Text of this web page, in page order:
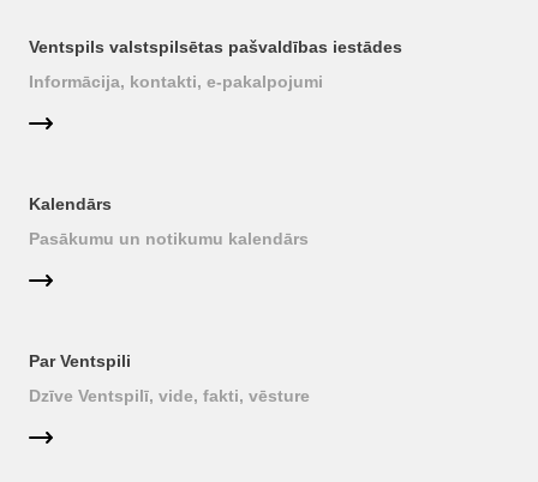
Ventspils valstspilsētas pašvaldības iestādes
Informācija, kontakti, e-pakalpojumi
Kalendārs
Pasākumu un notikumu kalendārs
Par Ventspili
Dzīve Ventspilī, vide, fakti, vēsture